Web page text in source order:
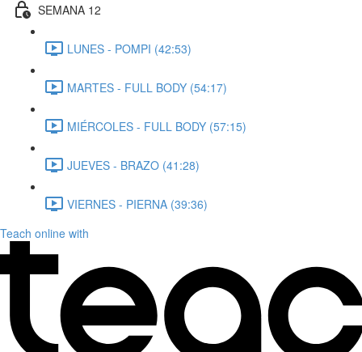
SEMANA 12
LUNES - POMPI (42:53)
MARTES - FULL BODY (54:17)
MIÉRCOLES - FULL BODY (57:15)
JUEVES - BRAZO (41:28)
VIERNES - PIERNA (39:36)
Teach online with